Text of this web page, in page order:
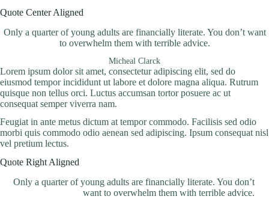
Quote Center Aligned
Only a quarter of young adults are financially literate. You don’t want
to overwhelm them with terrible advice.
Micheal Clarck
Lorem ipsum dolor sit amet, consectetur adipiscing elit, sed do
eiusmod tempor incididunt ut labore et dolore magna aliqua. Rutrum
quisque non tellus orci. Luctus accumsan tortor posuere ac ut
consequat semper viverra nam.
Feugiat in ante metus dictum at tempor commodo. Facilisis sed odio
morbi quis commodo odio aenean sed adipiscing. Ipsum consequat nisl
vel pretium lectus.
Quote Right Aligned
Only a quarter of young adults are financially literate. You don’t
want to overwhelm them with terrible advice.